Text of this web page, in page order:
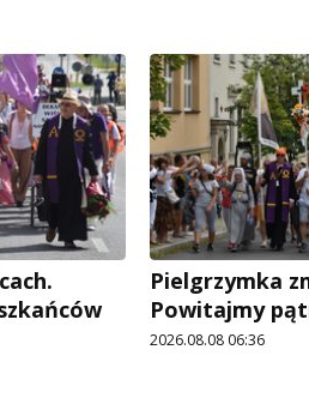
Pielgrzymka
Powitajmy
2026.08.08 06:36